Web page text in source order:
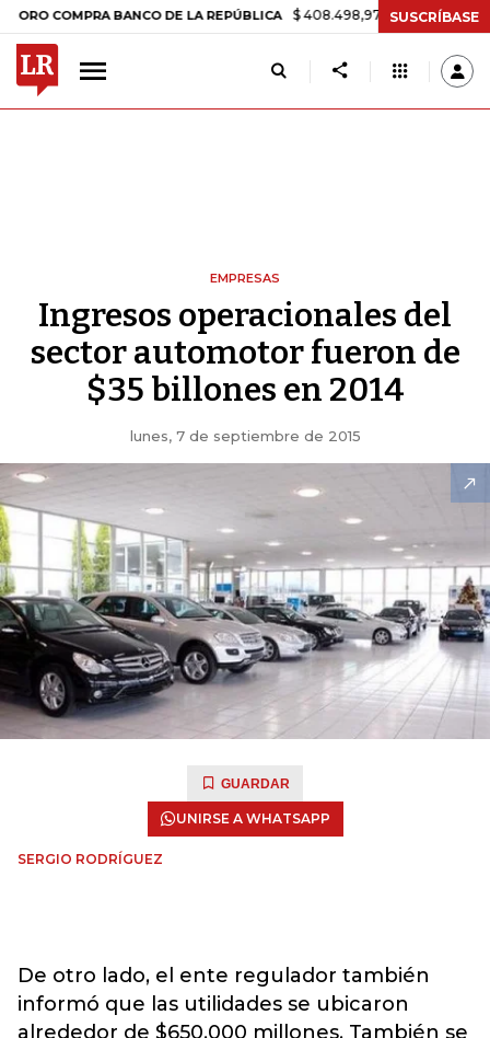
BANCO DE LA REPÚBLICA $ 408.498,97 +$ 8.753,81 +2,19%
SUSCRÍBASE
EMPRESAS
Ingresos operacionales del
sector automotor fueron de
$35 billones en 2014
lunes, 7 de septiembre de 2015
GUARDAR
UNIRSE A WHATSAPP
SERGIO RODRÍGUEZ
De otro lado, el ente regulador también
informó que las utilidades se ubicaron
alrededor de $650.000 millones. También se